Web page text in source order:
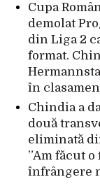
Cupa
demolat
din Liga 2
format.
în
Chindia a
două
eliminată
”Am făcut
înfrângere